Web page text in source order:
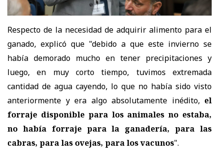
Respecto de la necesidad de adquirir alimento para el
ganado, explicó que "debido a que este invierno se
había demorado mucho en tener precipitaciones y
luego, en muy corto tiempo, tuvimos extremada
cantidad de agua cayendo, lo que no había sido visto
anteriormente y era algo absolutamente inédito, el
forraje disponible para los animales no estaba,
no había forraje para la ganadería, para las
cabras, para las ovejas, para los vacunos".